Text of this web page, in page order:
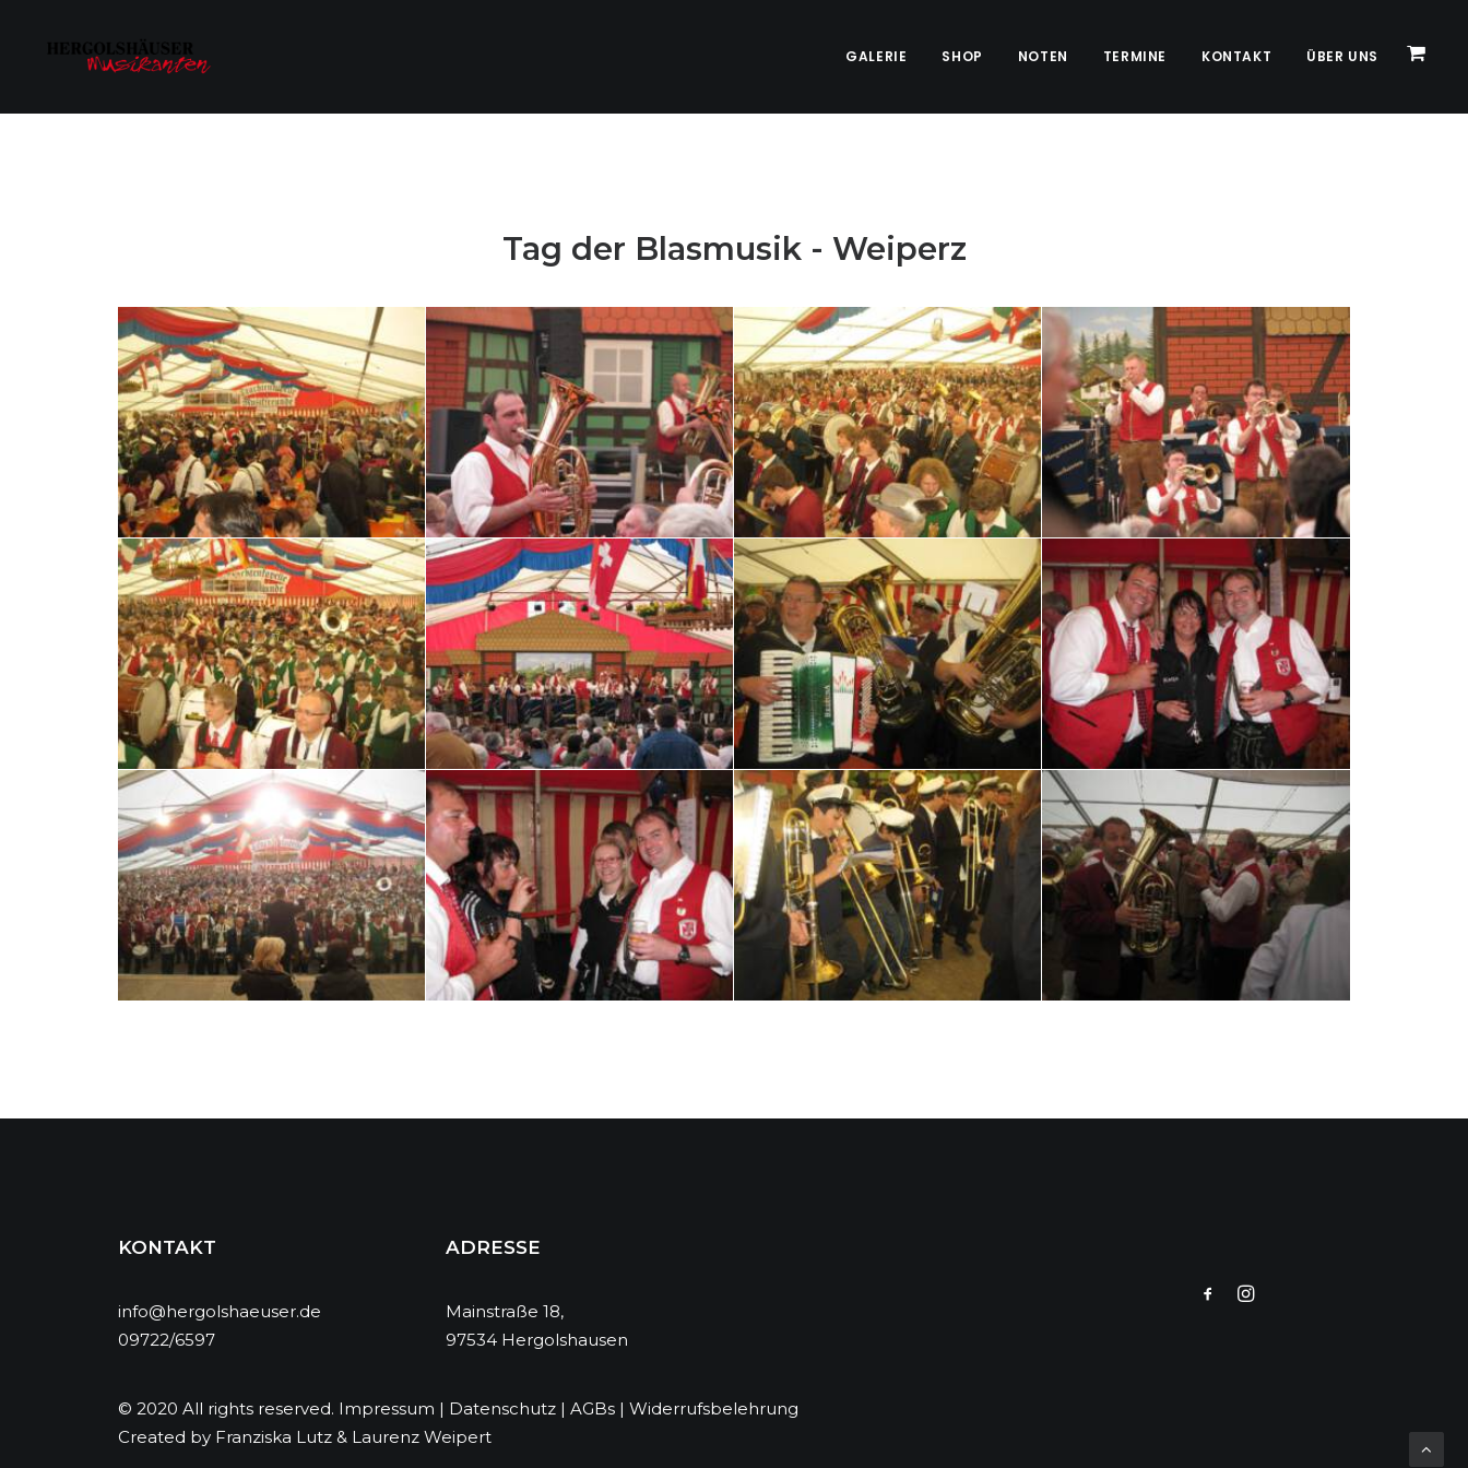
GALERIE SHOP NOTEN TERMINE KONTAKT ÜBER UNS
Tag der Blasmusik - Weiperz
KONTAKT
info@hergolshaeuser.de
09722/6597
ADRESSE
Mainstraße 18,
97534 Hergolshausen
© 2020 All rights reserved. Impressum | Datenschutz | AGBs | Widerrufsbelehrung
Created by Franziska Lutz & Laurenz Weipert